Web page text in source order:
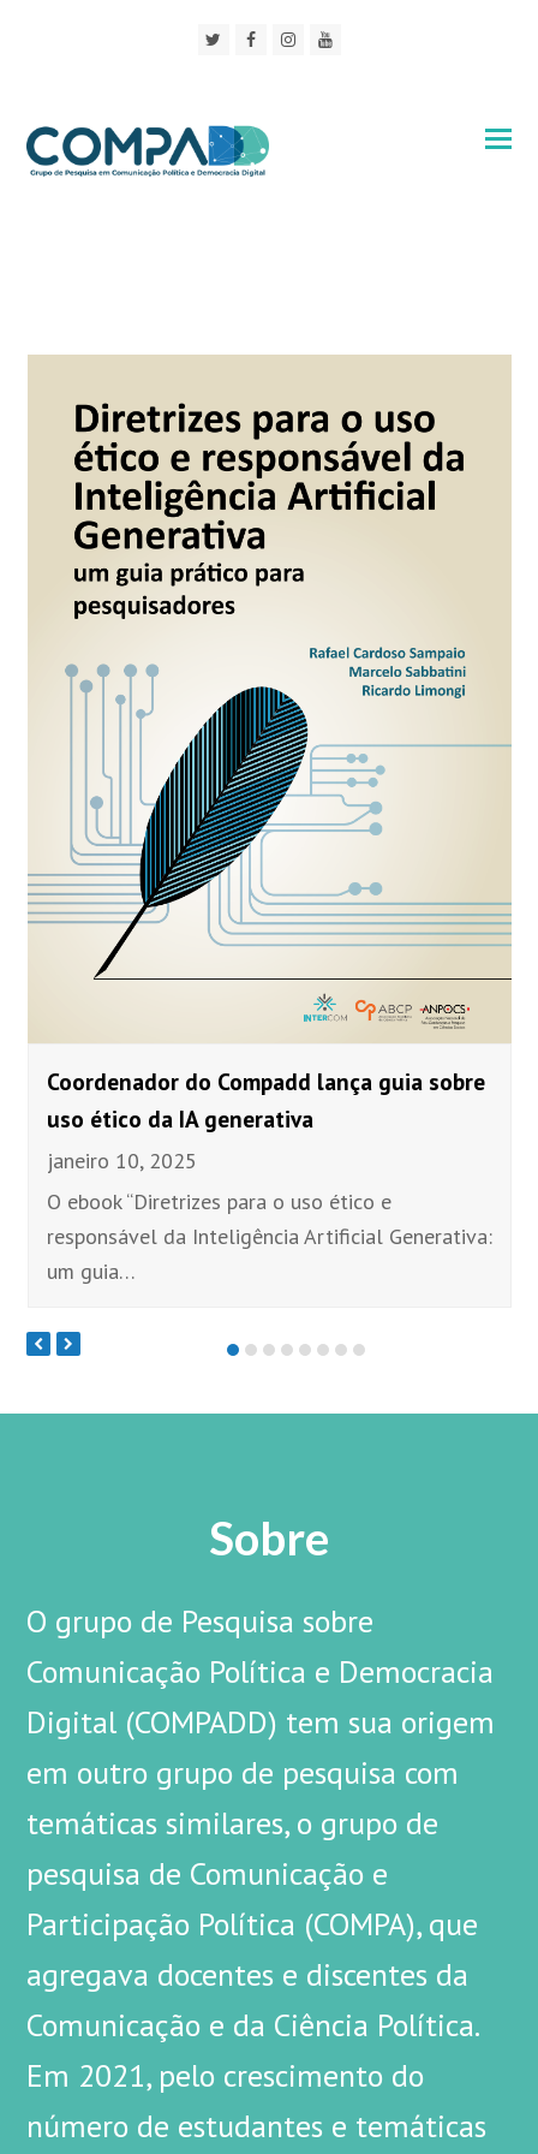
TwitterFacebookInstagramYoutube
Coordenador do Compadd lança guia sobre
uso ético da IA generativa
janeiro 10, 2025
O ebook “Diretrizes para o uso ético e
responsável da Inteligência Artificial Generativa:
um guia…
Sobre
O grupo de Pesquisa sobre
Comunicação Política e Democracia
Digital (COMPADD) tem sua origem
em outro grupo de pesquisa com
temáticas similares, o grupo de
pesquisa de Comunicação e
Participação Política (COMPA), que
agregava docentes e discentes da
Comunicação e da Ciência Política.
Em 2021, pelo crescimento do
número de estudantes e temáticas